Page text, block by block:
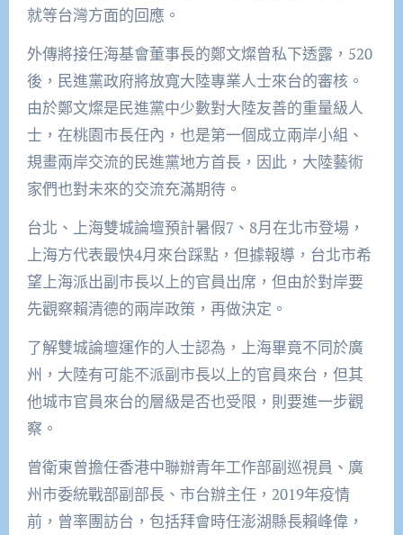
就等台灣方面的回應。
外傳將接任海基會董事長的鄭文燦曾私下透露，520
後，民進黨政府將放寬大陸專業人士來台的審核。
由於鄭文燦是民進黨中少數對大陸友善的重量級人
士，在桃園市長任內，也是第一個成立兩岸小組、
規畫兩岸交流的民進黨地方首長，因此，大陸藝術
家們也對未來的交流充滿期待。
台北、上海雙城論壇預計暑假7、8月在北市登場，
上海方代表最快4月來台踩點，但據報導，台北市希
望上海派出副市長以上的官員出席，但由於對岸要
先觀察賴清德的兩岸政策，再做決定。
了解雙城論壇運作的人士認為，上海畢竟不同於廣
州，大陸有可能不派副市長以上的官員來台，但其
他城市官員來台的層級是否也受限，則要進一步觀
察。
曾衛東曾擔任香港中聯辦青年工作部副巡視員、廣
州市委統戰部副部長、市台辦主任，2019年疫情
前，曾率團訪台，包括拜會時任澎湖縣長賴峰偉，